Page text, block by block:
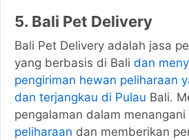
5. Bali Pet Delivery
Bali Pet Delivery adalah jasa
yang berbasis di Bali dan
pengiriman hewan peliharaan
dan terjangkau di Pulau Bali.
pengalaman dalam menangani
peliharaan dan memberikan